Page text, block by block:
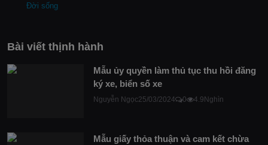
Đời sống
Bài viết thịnh hành
Mẫu ủy quyền làm thủ tục thu hồi đăng
ký xe, biển số xe
Nguyễn Ngọc25/03/2024 0 4.9Nghìn
Mẫu giấy thỏa thuận và cam kết chừa